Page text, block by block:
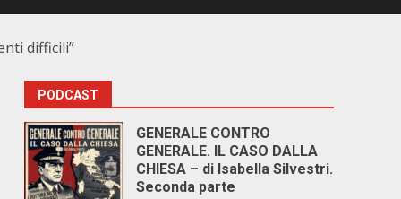
difficili”
PODCAST
GENERALE CONTRO
GENERALE. IL CASO DALLA
CHIESA – di Isabella Silvestri.
Seconda parte